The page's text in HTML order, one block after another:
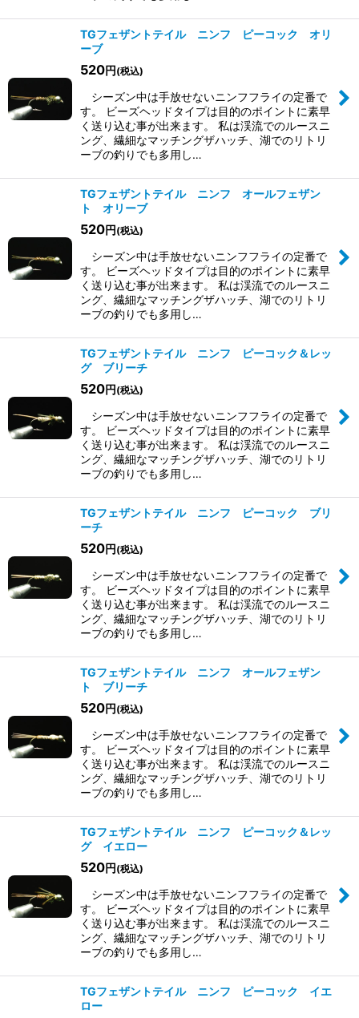
TGフェザントテイル ニンフ ピーコック オリ
ーブ
520円 (税込)
シーズン中は手放せないニンフフライの定番で
す。 ビーズヘッドタイプは目的のポイントに素早
く送り込む事が出来ます。 私は渓流でのルースニ
ング、繊細なマッチングザハッチ、湖でのリトリ
ーブの釣りでも多用し…
TGフェザントテイル ニンフ オールフェザン
ト オリーブ
520円 (税込)
シーズン中は手放せないニンフフライの定番で
す。 ビーズヘッドタイプは目的のポイントに素早
く送り込む事が出来ます。 私は渓流でのルースニ
ング、繊細なマッチングザハッチ、湖でのリトリ
ーブの釣りでも多用し…
TGフェザントテイル ニンフ ピーコック＆レッ
グ ブリーチ
520円 (税込)
シーズン中は手放せないニンフフライの定番で
す。 ビーズヘッドタイプは目的のポイントに素早
く送り込む事が出来ます。 私は渓流でのルースニ
ング、繊細なマッチングザハッチ、湖でのリトリ
ーブの釣りでも多用し…
TGフェザントテイル ニンフ ピーコック ブリ
ーチ
520円 (税込)
シーズン中は手放せないニンフフライの定番で
す。 ビーズヘッドタイプは目的のポイントに素早
く送り込む事が出来ます。 私は渓流でのルースニ
ング、繊細なマッチングザハッチ、湖でのリトリ
ーブの釣りでも多用し…
TGフェザントテイル ニンフ オールフェザン
ト ブリーチ
520円 (税込)
シーズン中は手放せないニンフフライの定番で
す。 ビーズヘッドタイプは目的のポイントに素早
く送り込む事が出来ます。 私は渓流でのルースニ
ング、繊細なマッチングザハッチ、湖でのリトリ
ーブの釣りでも多用し…
TGフェザントテイル ニンフ ピーコック＆レッ
グ イエロー
520円 (税込)
シーズン中は手放せないニンフフライの定番で
す。 ビーズヘッドタイプは目的のポイントに素早
く送り込む事が出来ます。 私は渓流でのルースニ
ング、繊細なマッチングザハッチ、湖でのリトリ
ーブの釣りでも多用し…
TGフェザントテイル ニンフ ピーコック イエ
ロー